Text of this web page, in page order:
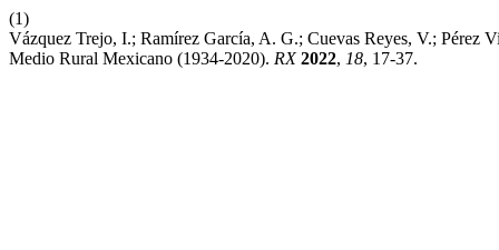
(1)
Vázquez Trejo, I.; Ramírez García, A. G.; Cuevas Reyes, V.; Pérez
Medio Rural Mexicano (1934-2020). RX 2022, 18, 17-37.